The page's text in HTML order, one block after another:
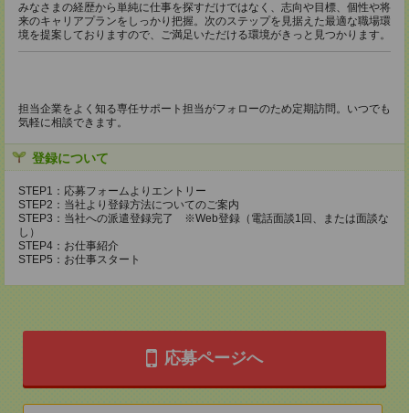
みなさまの経歴から単純に仕事を探すだけではなく、志向や目標、個性や将
来のキャリアプランをしっかり把握。次のステップを見据えた最適な職場環
境を提案しておりますので、ご満足いただける環境がきっと見つかります。
担当企業をよく知る専任サポート担当がフォローのため定期訪問。いつでも
気軽に相談できます。
登録について
STEP1：応募フォームよりエントリー
STEP2：当社より登録方法についてのご案内
STEP3：当社への派遣登録完了 ※Web登録（電話面談1回、または面談な
し）
STEP4：お仕事紹介
STEP5：お仕事スタート
応募ページへ